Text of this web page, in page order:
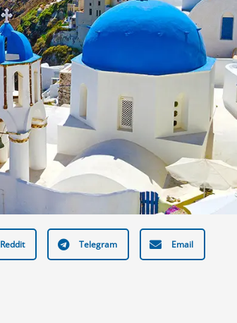
Reddit Telegram Email